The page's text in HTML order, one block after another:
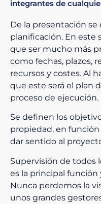
integrantes de
De la presentación se
planificación. En
que ser mucho más
como fechas, plazos,
recursos y costes. Al
que este será el plan
proceso de ejecución.
Se definen los
propiedad, en
dar sentido al
Supervisión de todos
es la principal función
Nunca perdemos la
unos grandes